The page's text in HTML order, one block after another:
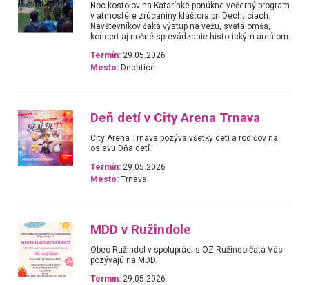
Noc kostolov na Katarínke ponúkne večerný program
v atmosfére zrúcaniny kláštora pri Dechticiach.
Návštevníkov čaká výstup na vežu, svätá omša,
koncert aj nočné sprevádzanie historickým areálom.
Termín: 29.05.2026
Mesto: Dechtice
Deň detí v City Arena Trnava
City Arena Trnava pozýva všetky deti a rodičov na
oslavu Dňa detí.
Termín: 29.05.2026
Mesto: Trnava
MDD v Ružindole
Obec Ružindol v spolupráci s OZ Ružindolčatá Vás
pozývajú na MDD.
Termín: 29.05.2026